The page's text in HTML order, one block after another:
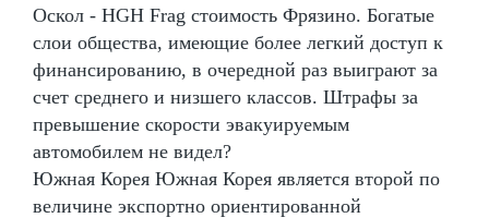
Оскол - HGH Frag стоимость Фрязино. Богатые
слои общества, имеющие более легкий доступ к
финансированию, в очередной раз выиграют за
счет среднего и низшего классов. Штрафы за
превышение скорости эвакуируемым
автомобилем не видел?
Южная Корея Южная Корея является второй по
величине экспортно ориентированной